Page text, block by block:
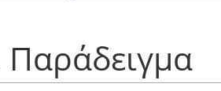
Παράδειγμα